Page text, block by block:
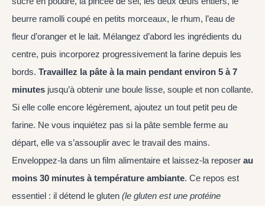
beurre ramolli coupé en petits morceaux, le rhum, l’eau de
fleur d’oranger et le lait. Mélangez d’abord les ingrédients du
centre, puis incorporez progressivement la farine depuis les
bords. Travaillez la pâte à la main pendant environ 5 à 7
minutes jusqu’à obtenir une boule lisse, souple et non collante.
Si elle colle encore légèrement, ajoutez un tout petit peu de
farine. Ne vous inquiétez pas si la pâte semble ferme au
départ, elle va s’assouplir avec le travail des mains.
Enveloppez-la dans un film alimentaire et laissez-la reposer au
moins 30 minutes à température ambiante. Ce repos est
essentiel : il détend le gluten (le gluten est une protéine